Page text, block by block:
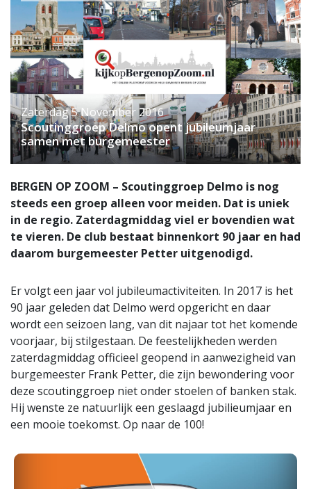
Zaterdag 5 November 2016
Scoutinggroep Delmo opent jubileumjaar
samen met burgemeester
BERGEN OP ZOOM – Scoutinggroep Delmo is nog
steeds een groep alleen voor meiden. Dat is uniek
in de regio. Zaterdagmiddag viel er bovendien wat
te vieren. De club bestaat binnenkort 90 jaar en had
daarom burgemeester Petter uitgenodigd.
Er volgt een jaar vol jubileumactiviteiten. In 2017 is het
90 jaar geleden dat Delmo werd opgericht en daar
wordt een seizoen lang, van dit najaar tot het komende
voorjaar, bij stilgestaan. De feestelijkheden werden
zaterdagmiddag officieel geopend in aanwezigheid van
burgemeester Frank Petter, die zijn bewondering voor
deze scoutinggroep niet onder stoelen of banken stak.
Hij wenste ze natuurlijk een geslaagd jubilieumjaar en
een mooie toekomst. Op naar de 100!